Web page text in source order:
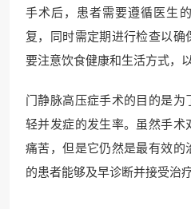
手术后，患者需要遵循医生
复，同时需定期进行检查以确
要注意饮食健康和生活方式，
门静脉高压症手术的目的是为
轻并发症的发生率。虽然手术
痛苦，但是它仍然是最有效的
的患者能够及早诊断并接受治